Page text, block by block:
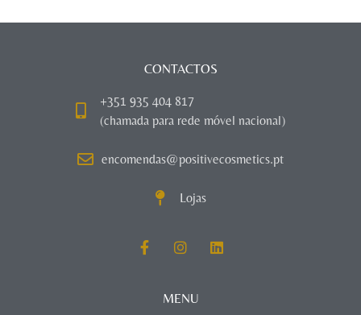
CONTACTOS
+351 935 404 817
(chamada para rede móvel nacional)
encomendas@positivecosmetics.pt
Lojas
MENU